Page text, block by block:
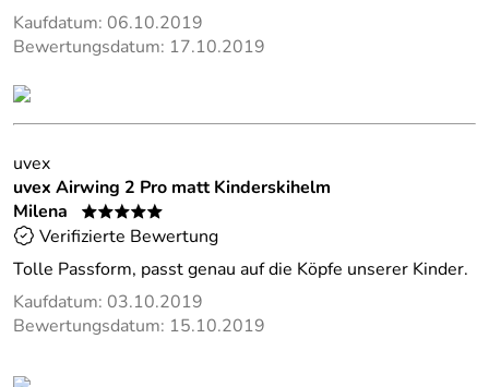
Kaufdatum: 06.10.2019
Bewertungsdatum: 17.10.2019
uvex
uvex Airwing 2 Pro matt Kinderskihelm
Milena
*****
Verifizierte Bewertung
Tolle Passform, passt genau auf die Köpfe unserer Kinder.
Kaufdatum: 03.10.2019
Bewertungsdatum: 15.10.2019